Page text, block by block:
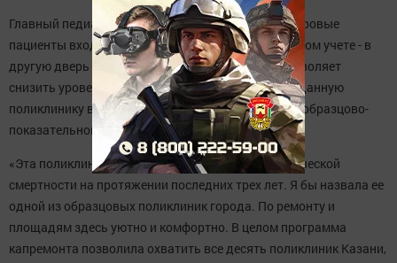
Главный педиатр Казани также отметила, что здоровые
пациенты входят в одну, а стоящие на диспансерном учете - в
другую дверь медицинского учреждения. Это позволяет
снизить уровень перекрестного инфицирования. Данную
поликлинику в центре города специалист считает образцово-
показательной.
«Эта поликлиника - единственная, где нет младенческой
смертности на протяжении последних трех лет. Я бы назвала ее
одной из образцовых поликлиник города. По ремонту и
площадям здесь уютно и комфортно. В целом программа
капремонта позволила охватить все десять поликлиник Казани,